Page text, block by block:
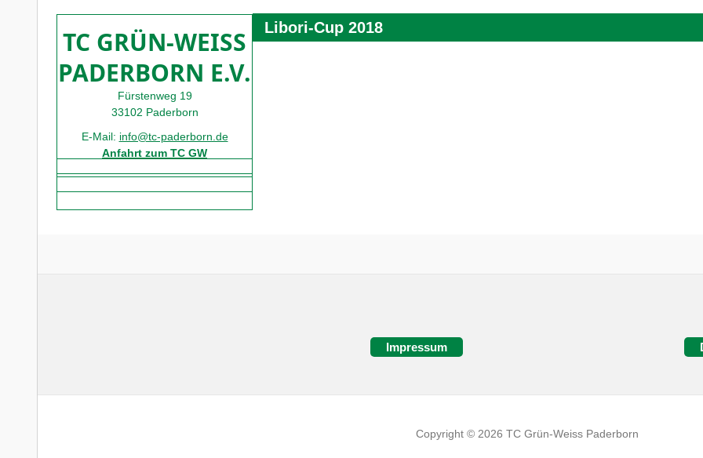
TC GRÜN-WEISS
PADERBORN E.V.
Fürstenweg 19
33102 Paderborn
E-Mail: info@tc-paderborn.de
Anfahrt zum TC GW
Libori-Cup 2018
Impressum
Copyright © 2026 TC Grün-Weiss Paderborn